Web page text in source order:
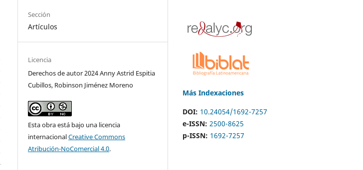
Sección
Artículos
Licencia
Derechos de autor 2024 Anny Astrid Espitia
Cubillos, Robinson Jiménez Moreno
Esta obra está bajo una licencia
internacionalCreative Commons
Atribución-NoComercial 4.0.
Más Indexaciones
DOI: 10.24054/1692-7257
e-ISSN: 2500-8625
p-ISSN: 1692-7257